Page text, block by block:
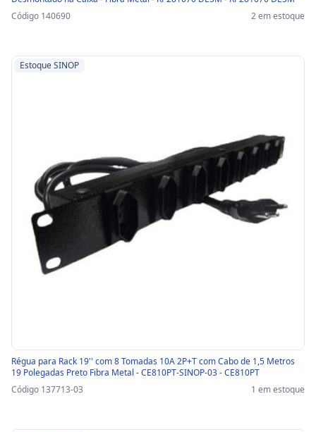
Código 140690
2 em estoque
Estoque SINOP
Régua para Rack 19'' com 8 Tomadas 10A 2P+T com Cabo de 1,5 Metros
19 Polegadas Preto Fibra Metal - CE810PT-SINOP-03 - CE810PT
Código 137713-03
1 em estoque